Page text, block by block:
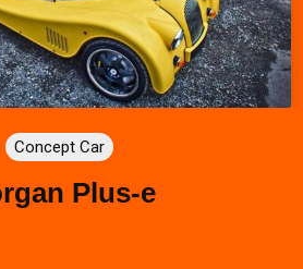
Concept Car
Plus-e